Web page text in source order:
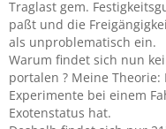
Traglast gem.
paßt und die
als unproblematisch ein.
Warum findet sich nun
portalen ? Meine
Experimente bei einem
Exotenstatus hat.